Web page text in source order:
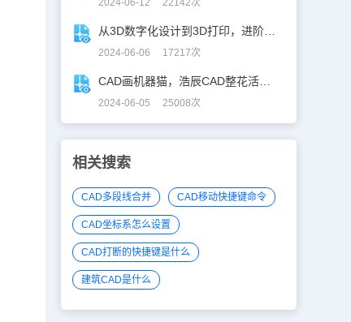
2024-06-12 22142次
2024-06-06 17217次
2024-06-05 25008次
相关搜索
CAD多段线合并 CAD移动快捷键命令
CAD坐标系怎么设置
CAD打断的快捷键是什么
建筑CAD是什么